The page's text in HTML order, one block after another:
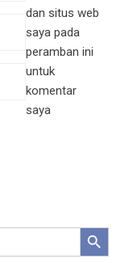
dan situs web
saya pada
peramban ini
untuk
komentar
saya
Search Button